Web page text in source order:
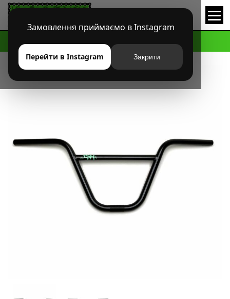
Замовлення приймаємо в Instagram
Перейти в Instagram Закрити